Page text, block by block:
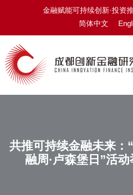
金融赋能可持续创新·投资
简体中文
共推可持续金融未来：
融周·卢森堡日”活动